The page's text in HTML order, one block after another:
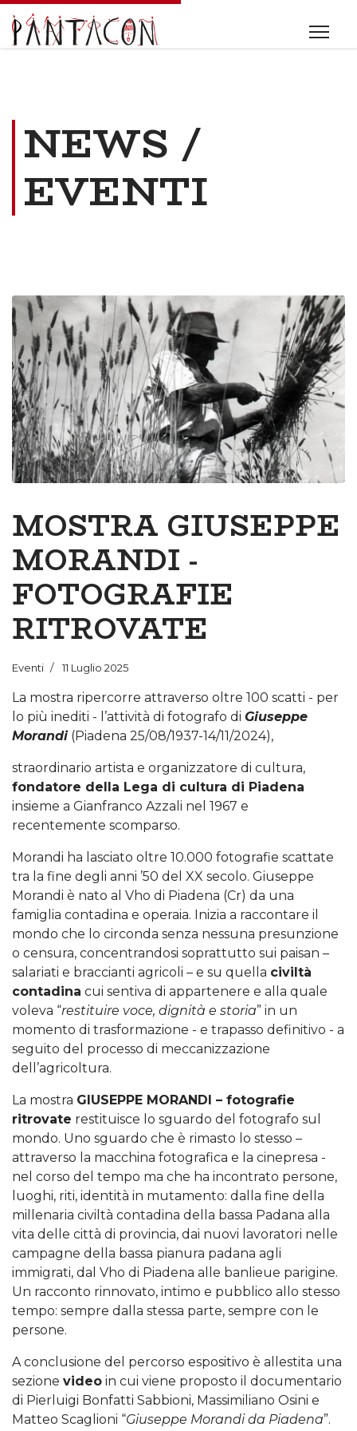
NEWS /
EVENTI
MOSTRA GIUSEPPE
MORANDI -
FOTOGRAFIE
RITROVATE
Eventi 11 Luglio 2025
La mostra ripercorre attraverso oltre 100 scatti - per
lo più inediti - l’attività di fotografo di Giuseppe
Morandi(Piadena 25/08/1937-14/11/2024),
straordinario artista e organizzatore di cultura,
fondatore della Lega di cultura di Piadena
insieme a Gianfranco Azzali nel 1967 e
recentemente scomparso.
Morandi ha lasciato oltre 10.000 fotografie scattate
tra la fine degli anni ’50 del XX secolo. Giuseppe
Morandi è nato al Vho di Piadena (Cr) da una
famiglia contadina e operaia. Inizia a raccontare il
mondo che lo circonda senza nessuna presunzione
o censura, concentrandosi soprattutto sui paisan –
salariati e braccianti agricoli – e su quella civiltà
contadina cui sentiva di appartenere e alla quale
voleva “restituire voce, dignità e storia” in un
momento di trasformazione - e trapasso definitivo - a
seguito del processo di meccanizzazione
dell’agricoltura.
La mostra GIUSEPPE MORANDI – fotografie
ritrovate restituisce lo sguardo del fotografo sul
mondo. Uno sguardo che è rimasto lo stesso –
attraverso la macchina fotografica e la cinepresa -
nel corso del tempo ma che ha incontrato persone,
luoghi, riti, identità in mutamento: dalla fine della
millenaria civiltà contadina della bassa Padana alla
vita delle città di provincia, dai nuovi lavoratori nelle
campagne della bassa pianura padana agli
immigrati, dal Vho di Piadena alle banlieue parigine.
Un racconto rinnovato, intimo e pubblico allo stesso
tempo: sempre dalla stessa parte, sempre con le
persone.
A conclusione del percorso espositivo è allestita una
sezione video in cui viene proposto il documentario
di Pierluigi Bonfatti Sabbioni, Massimiliano Osini e
Matteo Scaglioni “Giuseppe Morandi da Piadena”.